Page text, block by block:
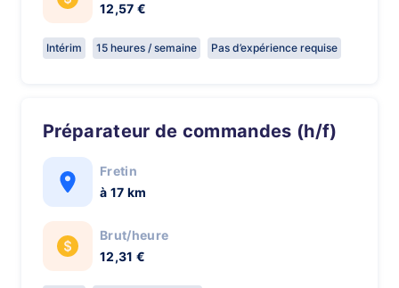
12,57 €
Intérim 15 heures / semaine Pas d’expérience requise
Préparateur de commandes (h/f)
Fretin
à 17 km
Brut/heure
12,31 €